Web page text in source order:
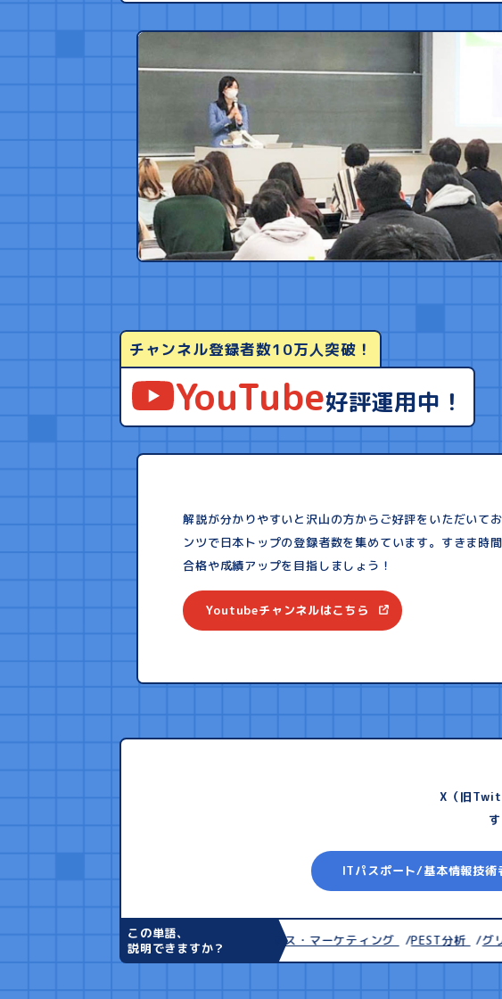
チャンネル登録者数10万人突破！
YouTube好評運用中！
解説が分かりやすいと沢山の方からご好評をいただいて
ンツで日本トップの登録者数を集めています。すきま時
合格や成績アップを目指しましょう！
Youtubeチャンネルはこちら
X（旧
ITパスポート/基本情報技術
この単語、
説明できますか？
ダイバーシティ マス・マーケティング PEST分析 グリー